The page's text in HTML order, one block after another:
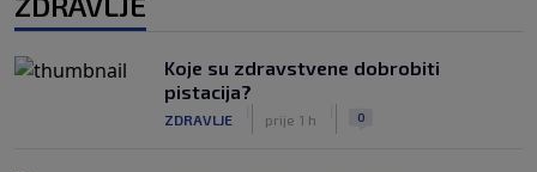
Koje su zdravstvene dobrobiti
pistacija?
ZDRAVLJE prije 1 h 0